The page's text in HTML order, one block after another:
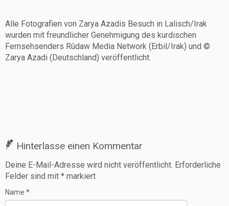
Alle Fotografien von Zarya Azadis Besuch in Lalisch/Irak
wurden mit freundlicher Genehmigung des kurdischen
Fernsehsenders Rûdaw Media Network (Erbil/Irak) und ©
Zarya Azadi (Deutschland) veröffentlicht.
Hinterlasse einen Kommentar
Deine E-Mail-Adresse wird nicht veröffentlicht. Erforderliche
Felder sind mit * markiert
Name *